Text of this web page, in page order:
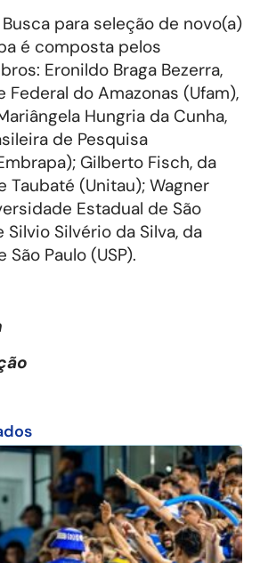
para seleção de novo(a)
é composta pelos
Eronildo Braga Bezerra,
Federal do Amazonas (Ufam),
Hungria da Cunha,
de Pesquisa
Gilberto Fisch, da
Taubaté (Unitau); Wagner
Estadual de São
Silvio Silvério da Silva, da
Paulo (USP).